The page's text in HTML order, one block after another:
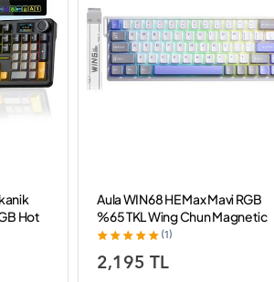
Hot
Aula WIN68 HE Max Mavi RGB
%65 TKL Wing Chun Magnetic
Switch Kablolu Mekanik Oyuncu
(1)
2,195 TL